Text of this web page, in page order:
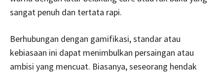
sangat penuh dan tertata rapi.
Berhubungan dengan gamifikasi, standar atau
kebiasaan ini dapat menimbulkan persaingan atau
ambisi yang mencuat. Biasanya, seseorang hendak